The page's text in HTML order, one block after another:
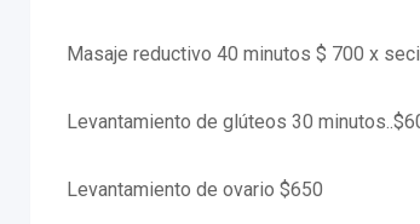
Masaje reductivo 40 minutos $ 700 x
Levantamiento de glúteos 30
Levantamiento de ovario $650